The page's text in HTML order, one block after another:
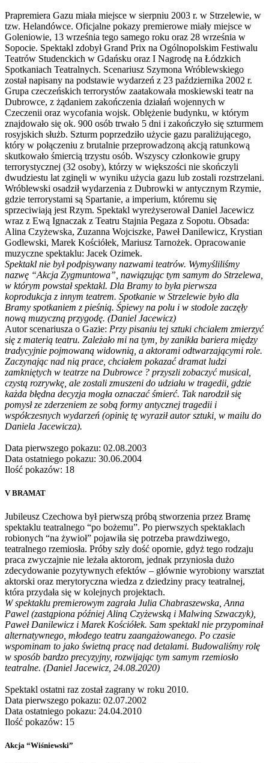
Prapremiera Gazu miała miejsce w sierpniu 2003 r. w Strzelewie, w
tzw. Helandówce. Oficjalne pokazy premierowe miały miejsce w
Goleniowie, 13 września tego samego roku oraz 28 września w
Sopocie. Spektakl zdobył Grand Prix na Ogólnopolskim Festiwalu
Teatrów Studenckich w Gdańsku oraz I Nagrodę na Łódzkich
Spotkaniach Teatralnych. Scenariusz Szymona Wróblewskiego
został napisany na podstawie wydarzeń z 23 października 2002 r.
Grupa czeczeńskich terrorystów zaatakowała moskiewski teatr na
Dubrowce, z żądaniem zakończenia działań wojennych w
Czeczenii oraz wycofania wojsk. Oblężenie budynku, w którym
znajdowało się ok. 900 osób trwało 5 dni i zakończyło się szturmem
rosyjskich służb. Szturm poprzedziło użycie gazu paraliżującego,
który w połączeniu z brutalnie przeprowadzoną akcją ratunkową
skutkowało śmiercią trzystu osób. Wszyscy członkowie grupy
terrorystycznej (32 osoby), którzy w większości nie skończyli
dwudziestu lat zginęli w wyniku użycia gazu lub zostali rozstrzelani.
Wróblewski osadził wydarzenia z Dubrowki w antycznym Rzymie,
gdzie terrorystami są Spartanie, a imperium, któremu się
sprzeciwiają jest Rzym. Spektakl wyreżyserował Daniel Jacewicz
wraz z Ewą Ignaczak z Teatru Stajnia Pegaza z Sopotu. Obsada:
Alina Czyżewska, Zuzanna Wojciszke, Paweł Danilewicz, Krystian
Godlewski, Marek Kościółek, Mariusz Tarnożek. Opracowanie
muzyczne spektaklu: Jacek Ozimek.
Spektakl nie był podpisywany nazwami teatrów. Wymyśliliśmy
nazwę “Akcja Zygmuntowa”, nawiązując tym samym do Strzelewa,
w którym powstał spektakl. Dla Bramy to była pierwsza
koprodukcja z innym teatrem. Spotkanie w Strzelewie było dla
Bramy spotkaniem z pieśnią. Śpiewy na polu i w stodole zaczęły
nową muzyczną przygodę. (Daniel Jacewicz)
Autor scenariusza o Gazie: Przy pisaniu tej sztuki chciałem zmierzyć
się z materią teatru. Zależało mi na tym, by zanikła bariera między
tradycyjnie pojmowaną widownią, a aktorami odtwarzającymi role.
Zaczynając nad nią prace, chciałem pokazać dramat ludzi
zamkniętych w teatrze na Dubrowce ? przyszli zobaczyć musical,
czystą rozrywkę, ale zostali zmuszeni do udziału w tragedii, gdzie
każda błędna decyzja mogła oznaczać śmierć. Tak narodził się
pomysł ze zderzeniem ze sobą formy antycznej tragedii i
współczesnych wydarzeń (opinię tę wyraził autor sztuki, w mailu do
Daniela Jacewicza).
Data pierwszego pokazu: 02.08.2003
Data ostatniego pokazu: 30.06.2004
Ilość pokazów: 18
V BRAMAT
Jubileusz Czechowa był pierwszą próbą stworzenia przez Bramę
spektaklu teatralnego “po bożemu”. Po pierwszych spektaklach
robionych “na żywioł” pojawiła się potrzeba prawdziwego,
teatralnego rzemiosła. Próby szły dość opornie, gdyż tego rodzaju
praca zwyczajnie nie leżała aktorom, jednak przyniosła dużo
zdecydowanie pozytywnych efektów – głównie wyrobiony warsztat
aktorski oraz merytoryczna wiedza z dziedziny pracy teatralnej,
która przydała się w kolejnych projektach.
W spektaklu premierowym zagrała Julia Chabraszewska, Anna
Pawel (zastąpiona później Aliną Czyżewską i Malwiną Szwaczyk),
Paweł Danilewicz i Marek Kościółek. Sam spektakl nie przypominał
alternatywnego, młodego teatru zaangażowanego. Po czasie
wspominam to jako świetną pracę nad detalami. Budowaliśmy rolę
w sposób bardzo precyzyjny, rozwijając tym samym rzemiosło
teatralne. (Daniel Jacewicz, 24.08.2020)
Spektakl ostatni raz został zagrany w roku 2010.
Data pierwszego pokazu: 02.07.2002
Data ostatniego pokazu: 24.04.2010
Ilość pokazów: 15
Akcja “Wiśniewski”